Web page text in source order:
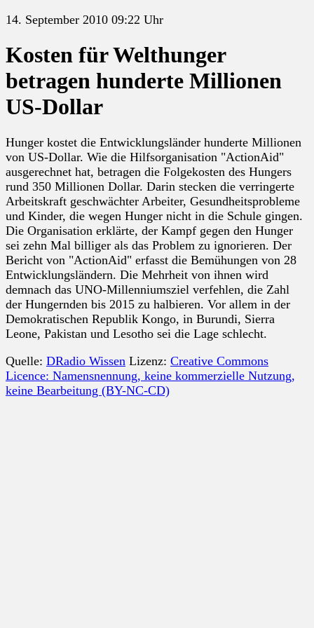
14. September 2010 09:22 Uhr
Kosten für Welthunger
betragen hunderte Millionen
US-Dollar
Hunger kostet die Entwicklungsländer hunderte Millionen
von US-Dollar. Wie die Hilfsorganisation "ActionAid"
ausgerechnet hat, betragen die Folgekosten des Hungers
rund 350 Millionen Dollar. Darin stecken die verringerte
Arbeitskraft geschwächter Arbeiter, Gesundheitsprobleme
und Kinder, die wegen Hunger nicht in die Schule gingen.
Die Organisation erklärte, der Kampf gegen den Hunger
sei zehn Mal billiger als das Problem zu ignorieren. Der
Bericht von "ActionAid" erfasst die Bemühungen von 28
Entwicklungsländern. Die Mehrheit von ihnen wird
demnach das UNO-Millenniumsziel verfehlen, die Zahl
der Hungernden bis 2015 zu halbieren. Vor allem in der
Demokratischen Republik Kongo, in Burundi, Sierra
Leone, Pakistan und Lesotho sei die Lage schlecht.
Quelle: DRadio Wissen Lizenz: Creative Commons
Licence: Namensnennung, keine kommerzielle Nutzung,
keine Bearbeitung (BY-NC-CD)